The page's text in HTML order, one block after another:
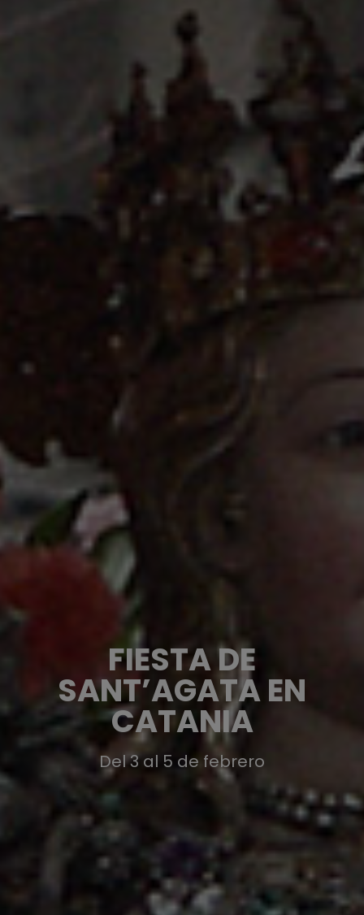
FIESTA DE
SANT’AGATA EN
CATANIA
Del 3 al 5 de febrero